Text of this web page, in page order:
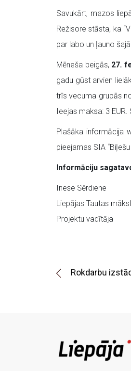
Savukārt, mazos
Režisore stāsta, ka
par labo un ļauno
Mēneša beigās, 27.
gadu gūst arvien
trīs vecuma grupās
Ieejas maksa: 3
Plašāka informācija
pieejamas SIA
Informāciju
Inese Sērdiene
Liepājas Tautas
Projektu vadītāja
Rokdarbu